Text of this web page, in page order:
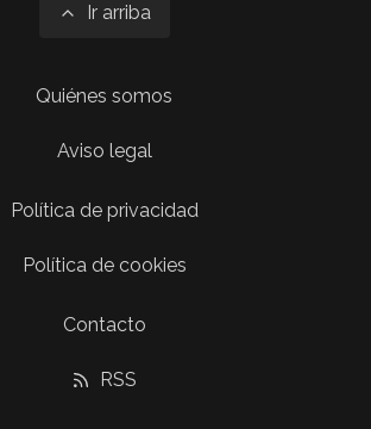
Ir arriba
Quiénes somos
Aviso legal
Política de privacidad
Política de cookies
Contacto
RSS